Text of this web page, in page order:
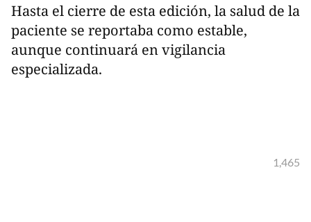
Hasta el cierre de esta edición, la salud de la
paciente se reportaba como estable,
aunque continuará en vigilancia
especializada.
1,465